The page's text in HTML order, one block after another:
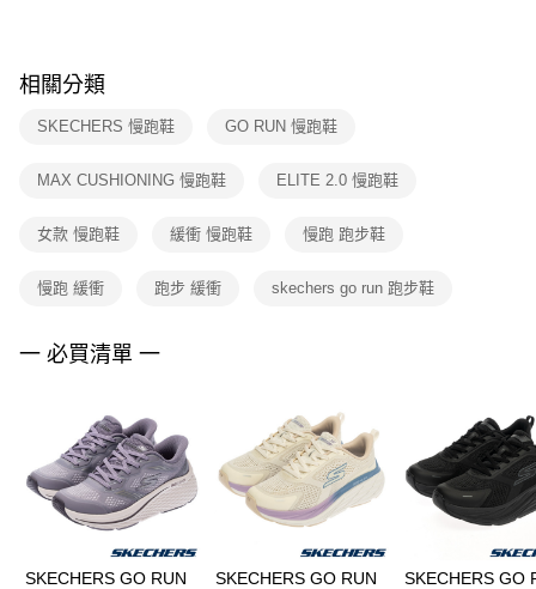
※ 交易是否成功請以「AFTEE先享後付 」之結帳頁面顯示為準，若有關於
是否繳費成功／繳費後需取消欲退款等相關疑問，請聯繫「AFTEE先享後付
客戶支援中心」 https://netprotections.freshdesk.com/support/home
１．透過由恩沛科技股份有限公司提供之「AFTEE先享後付」服務完成之交
權轉讓予恩沛科技股份有限公司。
３．未成年的使用者請事先徵得法定代理人或監護人之同意方可使用
４．使用「AFTEE先享後付」時，將依據個別帳號之用戶狀況，依本公司即
５．嚴禁一人註冊多個帳號或使用他人資訊註冊。若發現惡意使用之情形，
恩沛科技股份有限公司將有權停止該用戶之使用額度並採取法律行動。
相關分類
SKECHERS 慢跑鞋 GO RUN 慢跑鞋
MAX CUSHIONING 慢跑鞋 ELITE 2.0 慢跑鞋
女款 慢跑鞋 緩衝 慢跑鞋 慢跑 跑步鞋
慢跑 緩衝 跑步 緩衝 skechers go run 跑步鞋
一 必買清單 一
SKECHERS GO RUN
SKECHERS GO RUN
SKECHERS GO